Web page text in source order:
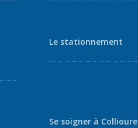
Le stationnement
Se soigner à Collioure